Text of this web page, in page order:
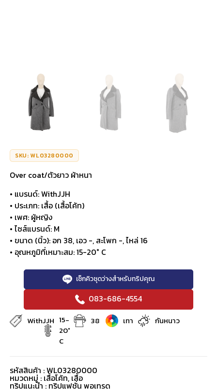
SKU: WL03280000
Over coat/ตัวยาว ผ้าหนา
• แบรนด์: WithJJH
• ประเภท: เสื้อ (เสื้อโค้ท)
• เพศ: ผู้หญิง
• ไซส์แบรนด์: M
• ขนาด (นิ้ว): อก 38, เอว -, สะโพก -, ไหล่ 16
• อุณหภูมิที่เหมาะสม: 15-20° C
เช็กคิวชุดว่างสำหรับทริปคุณ
083-686-4554
WithJJH 15-
20°
C
38 เทา กันหนาว
รหัสสินค้า : WL03280000
หมวดหมู่ : เสื้อโค้ท, เสื้อ
ทริปแนะนำ : ทริปแฟชั่น พอเทรด